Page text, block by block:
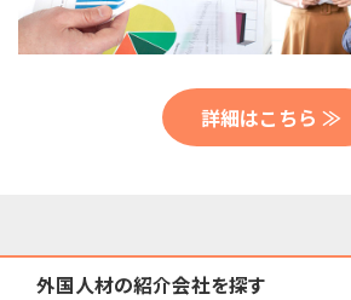
詳細はこちら ≫
外国人材の紹介会社を探す